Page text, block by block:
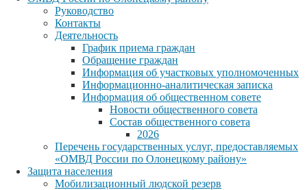
Руководство
Контакты
Деятельность
График приема граждан
Обращение граждан
Информация об участковых уполномоченных
Информационно-аналитическая записка
Информация об общественном совете
Новости общественного совета
Состав общественного совета
2026
Перечень государственных услуг, предоставляемых
«ОМВД России по Олонецкому району»
Защита населения
Мобилизационный людской резерв